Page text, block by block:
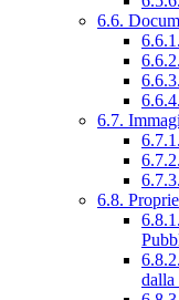
6.6.
6.7.
6.8.
dalla